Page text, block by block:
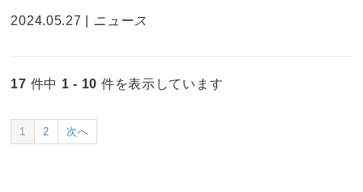
2024.05.27 | ニュース
17 件中 1 - 10 件を表示しています
1 2 次へ